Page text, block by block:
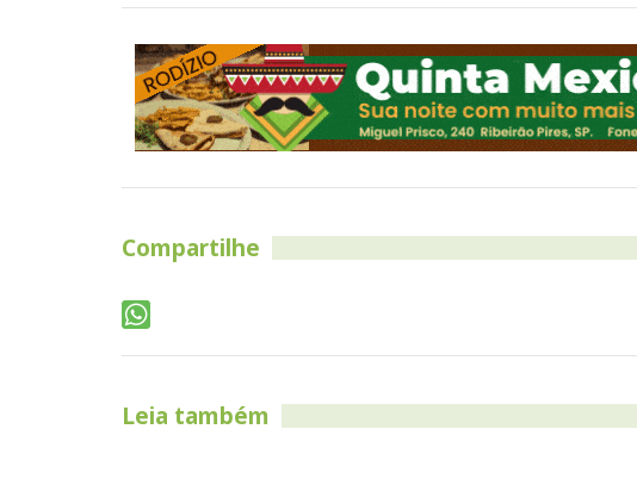
Compartilhe
Leia também